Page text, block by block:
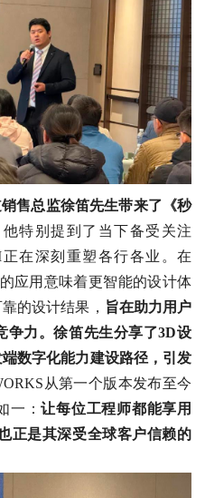
售总监徐笛先生带来了《秒
他特别提到了当下备受关注
在深刻重塑各行各业。在
应用意味着更智能的设计体
的设计结果， 旨在助力用户
争力。徐笛先生分享了3D设
数字化能力建设路径，引发
从第一个版本发布至今
一：让每位工程师都能享用
正是其深受全球客户信赖的